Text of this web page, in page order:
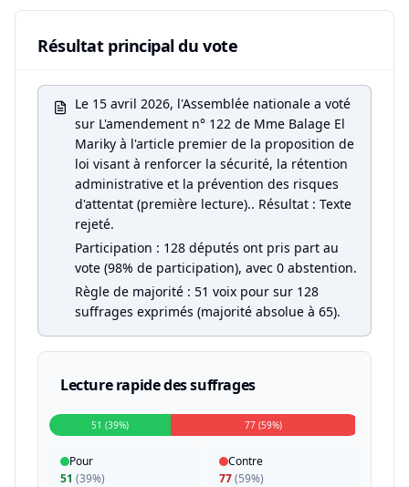
Résultat principal du vote
Le 15 avril 2026, l'Assemblée nationale a voté
sur L'amendement n° 122 de Mme Balage El
Mariky à l'article premier de la proposition de
loi visant à renforcer la sécurité, la rétention
administrative et la prévention des risques
d'attentat (première lecture).. Résultat : Texte
rejeté.
Participation : 128 députés ont pris part au
vote (98% de participation), avec 0 abstention.
Règle de majorité : 51 voix pour sur 128
suffrages exprimés (majorité absolue à 65).
Lecture rapide des suffrages
51 (39%) 77 (59%)
Pour
51 (39%)
Contre
77(59%)